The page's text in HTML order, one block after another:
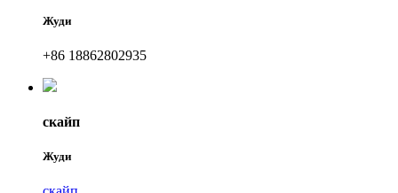
Жуди
+86 18862802935
скайп
Жуди